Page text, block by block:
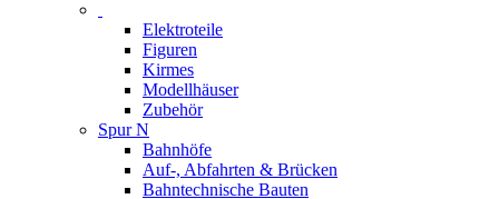
Elektroteile
Figuren
Kirmes
Modellhäuser
Zubehör
Spur N
Bahnhöfe
Auf-, Abfahrten & Brücken
Bahntechnische Bauten